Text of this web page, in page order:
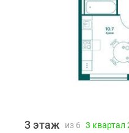
3 этаж из 6 3 квартал